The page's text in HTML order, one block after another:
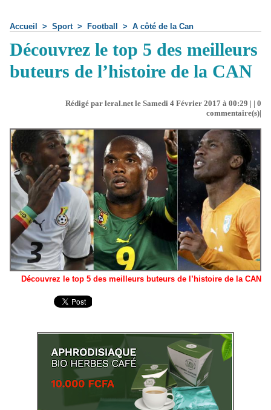
Accueil > Sport > Football > A côté de la Can
Découvrez le top 5 des meilleurs
buteurs de l’histoire de la CAN
Rédigé par leral.net le Samedi 4 Février 2017 à 00:29 | | 0
commentaire(s)|
Découvrez le top 5 des meilleurs buteurs de l’histoire de la CAN